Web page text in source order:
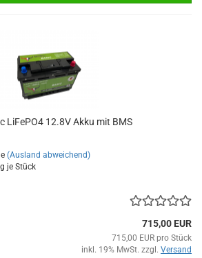
LiFePO4 12.8V Akku mit BMS
(Ausland abweichend)
je Stück
715,00 EUR
715,00 EUR pro Stück
inkl. 19% MwSt. zzgl. Versand